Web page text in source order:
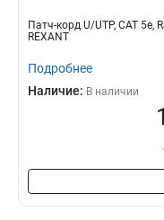
Патч-корд U/UTP, CAT 5e,
REXANT
Подробнее
Наличие: В наличии